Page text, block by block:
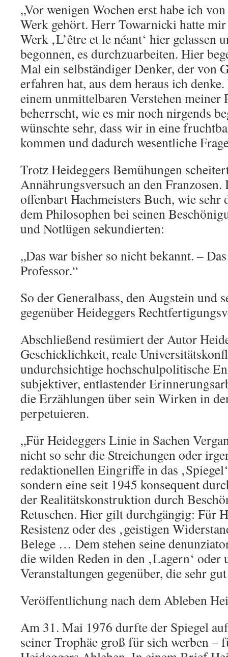
„Vor wenigen Wochen erst habe ich
Werk gehört. Herr Towarnicki hatte
Werk ‚L’être et le néant‘ hier gelassen
begonnen, es durchzuarbeiten. Hier
Mal ein selbständiger Denker, der von
erfahren hat, aus dem heraus ich
einem unmittelbaren Verstehen meiner
beherrscht, wie es mir noch nirgends
wünschte sehr, dass wir in eine
kommen und dadurch wesentliche
Trotz Heideggers Bemühungen
Annährungsversuch an den Franzosen.
offenbart Hachmeisters Buch, wie sehr
dem Philosophen bei seinen
und Notlügen sekundierten:
„Das war bisher so nicht bekannt. –
Professor.“
So der Generalbass, den Augstein und
gegenüber Heideggers
Abschließend resümiert der Autor
Geschicklichkeit, reale
undurchsichtige hochschulpolitische
subjektiver, entlastender
die Erzählungen über sein Wirken in
perpetuieren.
„Für Heideggers Linie in Sachen
nicht so sehr die Streichungen oder
redaktionellen Eingriffe in das
sondern eine seit 1945 konsequent
der Realitätskonstruktion durch
Retuschen. Hier gilt durchgängig: Für
Resistenz oder des ‚geistigen
Belege … Dem stehen seine
die wilden Reden in den ‚Lagern‘ oder
Veranstaltungen gegenüber, die sehr
Veröffentlichung nach dem Ableben
Am 31. Mai 1976 durfte der Spiegel
seiner Trophäe groß für sich werben –